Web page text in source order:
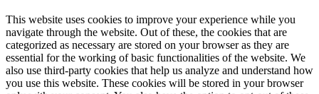
This website uses cookies to improve your experience while you
navigate through the website. Out of these, the cookies that are
categorized as necessary are stored on your browser as they are
essential for the working of basic functionalities of the website. We
also use third-party cookies that help us analyze and understand how
you use this website. These cookies will be stored in your browser